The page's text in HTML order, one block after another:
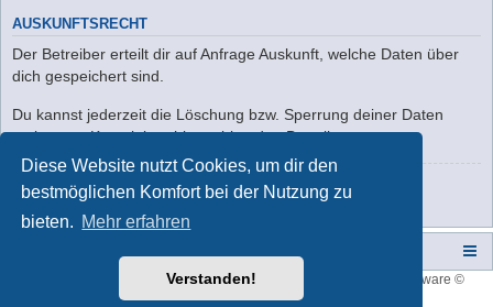
Diese Website nutzt Cookies, um dir den
bestmöglichen Komfort bei der Nutzung zu
bieten. Mehr erfahren
Verstanden!
AUSKUNFTSRECHT
Der Betreiber erteilt dir auf Anfrage Auskunft, welche Daten über
dich gespeichert sind.
Du kannst jederzeit die Löschung bzw. Sperrung deiner Daten
verlangen. Kontaktiere hierzu bitte den Betreiber.
Zurück zur Anmeldemaske
forum tricolor,Powered by
® Forum Software ©